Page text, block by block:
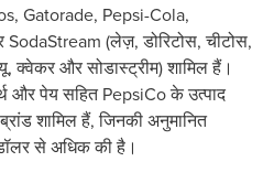
Gatorade, Pepsi-Cola,
(लेज़, डोरिटोस, चीटोस,
क्वेकर और सोडास्ट्रीम) शामिल हैं।
और पेय सहित PepsiCo के उत्पाद
शामिल हैं, जिनकी अनुमानित
से अधिक की है।